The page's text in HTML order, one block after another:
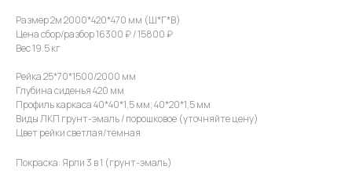
Размер 2м 2000*420*470 мм (Ш*Г*В)
Цена сбор/разбор 16300 ₽ / 15800 ₽
Вес 19.5 кг
Рейка 25*70*1500/2000 мм
Глубина сиденья 420 мм
Профиль каркаса 40*40*1,5 мм; 40*20*1,5 мм
Виды ЛКП грунт-эмаль / порошковое (уточняйте цену)
Цвет рейки светлая/темная
Покраска: Ярли 3 в 1 (грунт-эмаль)